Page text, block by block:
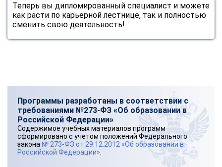
Теперь вы дипломированный специалист и можете
как расти по карьерной лестнице, так и полностью
сменить свою деятельность!
Программы разработаны в соответствии с
требованиями №273-ФЗ «Об образовании в
Российской Федерации»
Содержимое учебных материалов программ
сформировано с учетом положений Федерального
закона № 273-ФЗ от 29.12.2012 «Об образовании в
Российской Федерации»